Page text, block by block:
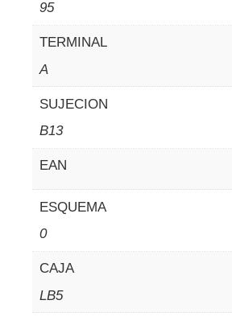
95
TERMINAL
A
SUJECION
B13
EAN
ESQUEMA
0
CAJA
LB5